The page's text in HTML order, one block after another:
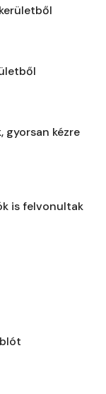
gyorsan kézre
is felvonultak